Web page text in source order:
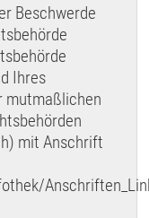
Beschwerde
Ihres
mutmaßlichen
mit Anschrift